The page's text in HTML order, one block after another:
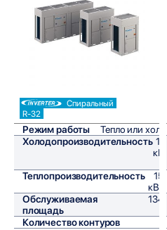
Сравнить
Спиральный
R-32
Режим работы
Тепло или холод
Холодопроизводительность 16,1
кВт/
Теплопроизводительность
15,6
кВт/ч
Обслуживаемая
площадь
134,2
Количество контуров